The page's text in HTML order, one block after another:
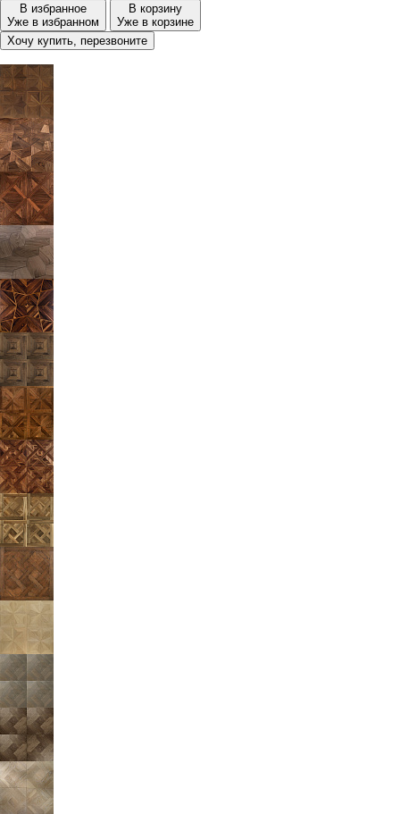
В избранное
Уже в избранном
В корзину
Уже в корзине
Хочу купить, перезвоните